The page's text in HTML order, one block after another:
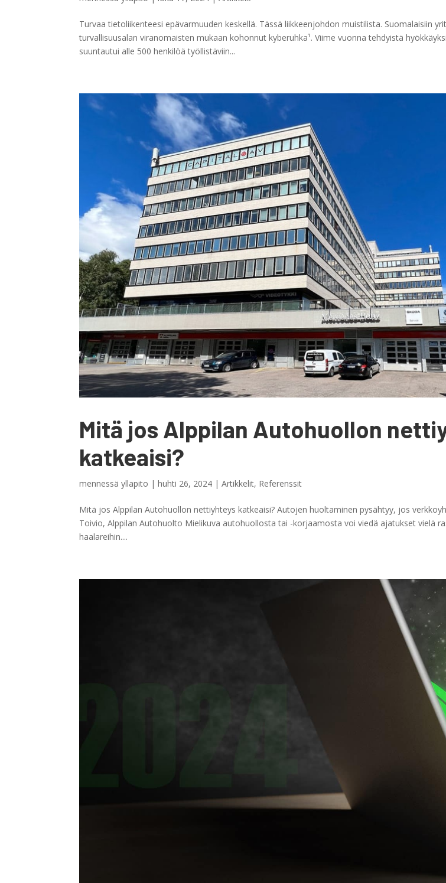
Turvaa tietoliikenteesi epävarmuuden keskellä. Tässä liikkeenjohdon muistilista. Suomalaisiin
turvallisuusalan viranomaisten mukaan kohonnut kyberuhka¹. Viime vuonna tehdyistä
suuntautui alle 500 henkilöä työllistäviin...
Mitä jos Alppilan Autohuollon
katkeaisi?
mennessäyllapito |huhti 26, 2024 |Artikkelit, Referenssit
Mitä jos Alppilan Autohuollon nettiyhteys katkeaisi? Autojen huoltaminen pysähtyy, jos
Toivio, Alppilan Autohuolto Mielikuva autohuollosta tai -korjaamosta voi viedä ajatukset vielä
haalareihin....